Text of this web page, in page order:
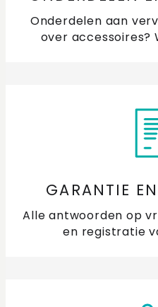
Onderdelen aan
over accessoires?
GARANTIE
Alle antwoorden op
en registratie